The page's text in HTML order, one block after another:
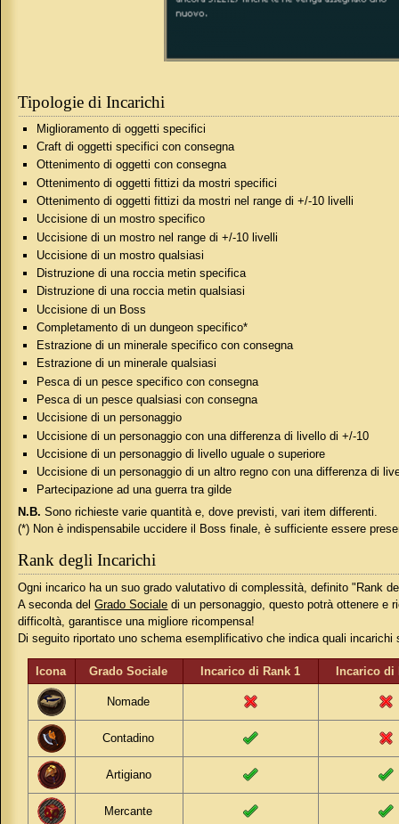
Tipologie di Incarichi
Miglioramento di oggetti specifici
Craft di oggetti specifici con consegna
Ottenimento di oggetti con consegna
Ottenimento di oggetti fittizi da mostri specifici
Ottenimento di oggetti fittizi da mostri nel range di +/-10 livelli
Uccisione di un mostro specifico
Uccisione di un mostro nel range di +/-10 livelli
Uccisione di un mostro qualsiasi
Distruzione di una roccia metin specifica
Distruzione di una roccia metin qualsiasi
Uccisione di un Boss
Completamento di un dungeon specifico*
Estrazione di un minerale specifico con consegna
Estrazione di un minerale qualsiasi
Pesca di un pesce specifico con consegna
Pesca di un pesce qualsiasi con consegna
Uccisione di un personaggio
Uccisione di un personaggio con una differenza di livello di +/-10
Uccisione di un personaggio di livello uguale o superiore
Uccisione di un personaggio di un altro regno con una differenza di
Partecipazione ad una guerra tra gilde
N.B. Sono richieste varie quantità e, dove previsti, vari item differenti.
(*) Non è indispensabile uccidere il Boss finale, è sufficiente essere
Rank degli Incarichi
Ogni incarico ha un suo grado valutativo di complessità, definito "Rank
A seconda delGrado Sociale di un personaggio, questo potrà ottenere e
difficoltà, garantisce una migliore ricompensa!
Di seguito riportato uno schema esemplificativo che indica quali
Icona Grado Sociale Incarico di Rank 1 Incarico di
Nomade
Contadino
Artigiano
Mercante